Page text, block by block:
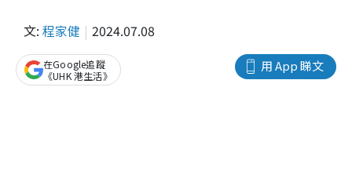
文: 程家健 2024.07.08
用 App 睇文
在Google追蹤
《UHK 港生活》